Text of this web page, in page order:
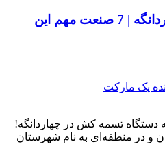
دستگاه تسمه کش در چهاردانگه | 7 صنعت مهم این
پک مارکت
دستگاه تسمه کش در چهاردانگه!
و در منطقه‌ای به نام شهرستان